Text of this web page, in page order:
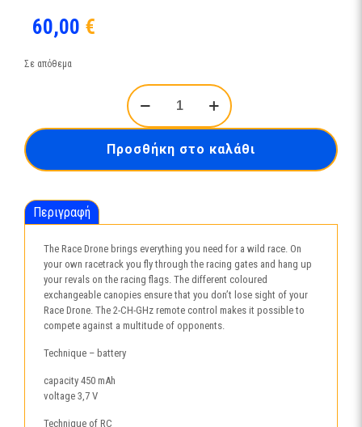
60,00 €
Σε απόθεμα
Race
Drone-
23895
Προσθήκη στο καλάθι
Περιγραφή
The Race Drone brings everything you need for a wild race. On
your own racetrack you fly through the racing gates and hang up
your revals on the racing flags. The different coloured
exchangeable canopies ensure that you don’t lose sight of your
Race Drone. The 2-CH-GHz remote control makes it possible to
compete against a multitude of opponents.
Technique – battery
capacity 450 mAh
voltage 3,7 V
Technique of RC